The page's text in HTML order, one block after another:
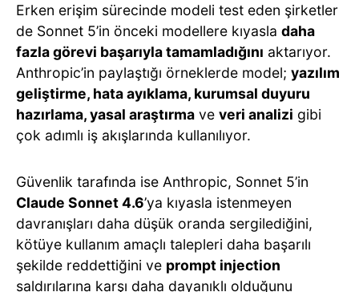
Erken erişim sürecinde modeli test eden şirketler
de Sonnet 5’in önceki modellere kıyasla daha
fazla görevi başarıyla tamamladığını aktarıyor.
Anthropic’in paylaştığı örneklerde model; yazılım
geliştirme, hata ayıklama, kurumsal duyuru
hazırlama, yasal araştırma ve veri analizi gibi
çok adımlı iş akışlarında kullanılıyor.
Güvenlik tarafında ise Anthropic, Sonnet 5’in
Claude Sonnet 4.6’ya kıyasla istenmeyen
davranışları daha düşük oranda sergilediğini,
kötüye kullanım amaçlı talepleri daha başarılı
şekilde reddettiğini ve prompt injection
saldırılarına karşı daha dayanıklı olduğunu